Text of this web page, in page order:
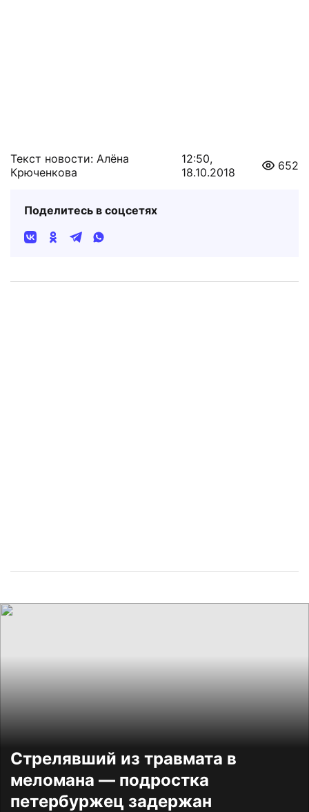
Текст новости: Алёна
Крюченкова
12:50,
18.10.2018
652
Поделитесь в соцсетях
Стрелявший из травмата в
меломана — подростка
петербуржец задержан